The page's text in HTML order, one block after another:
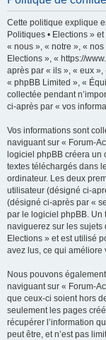
Cette politique explique
Politiques • Elections »
« nous », « notre », «
Elections », « https://
après par « ils », « eux
« phpBB Limited », «
collectée pendant
ci-après par « vos
Vos informations sont
naviguant sur « Forum-
logiciel phpBB créera un
textes téléchargés dans
ordinateur. Les deux
utilisateur (désigné ci-
(désigné ci-après par «
par le logiciel phpBB. Un
naviguerez sur les sujets
Elections » et est utilisé
avez lus, ce qui améliore
Nous pouvons
naviguant sur « Forum-
que ceux-ci soient hors
seulement les pages
récupérer l’information
peut être, et n’est pas